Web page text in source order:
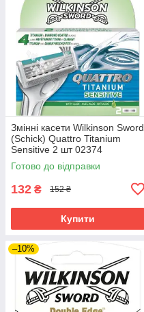
Змінні касети Wilkinson Sword
(Schick) Quattro Titanium
Sensitive 2 шт 02374
Готово до відправки
132 ₴ 152 ₴
Купити
–10%